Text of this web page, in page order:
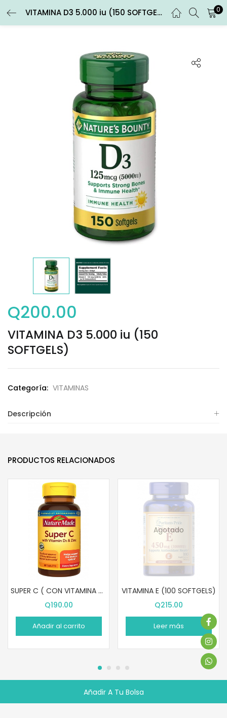
VITAMINA D3 5.000 iu (150 SOFTGELS) 0
VITAMINA D3 5.000 iu (150
SOFTGELS)
Q200.00
Añadir A Tu Bolsa
Categoría: VITAMINAS
Descripción
PRODUCTOS RELACIONADOS
SUPER C ( CON VITAMINA D3 Y ZINC) (60 TABLETAS)
Q190.00
Añadir al carrito
Agotado
VITAMINA E (100 SOFTGELS)
Q215.00
Leer más
ENTRAR REGISTRARSE
Introduce tu nombre de usuario y contraseña para iniciar
Entrar
¿Contraseña perdida?